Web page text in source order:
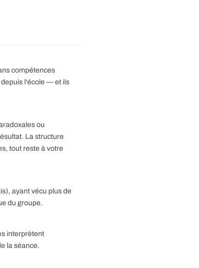
compétences
l'école — et ils
ou
La structure
tout reste à votre
ayant vécu plus de
du groupe.
interprètent
la séance.